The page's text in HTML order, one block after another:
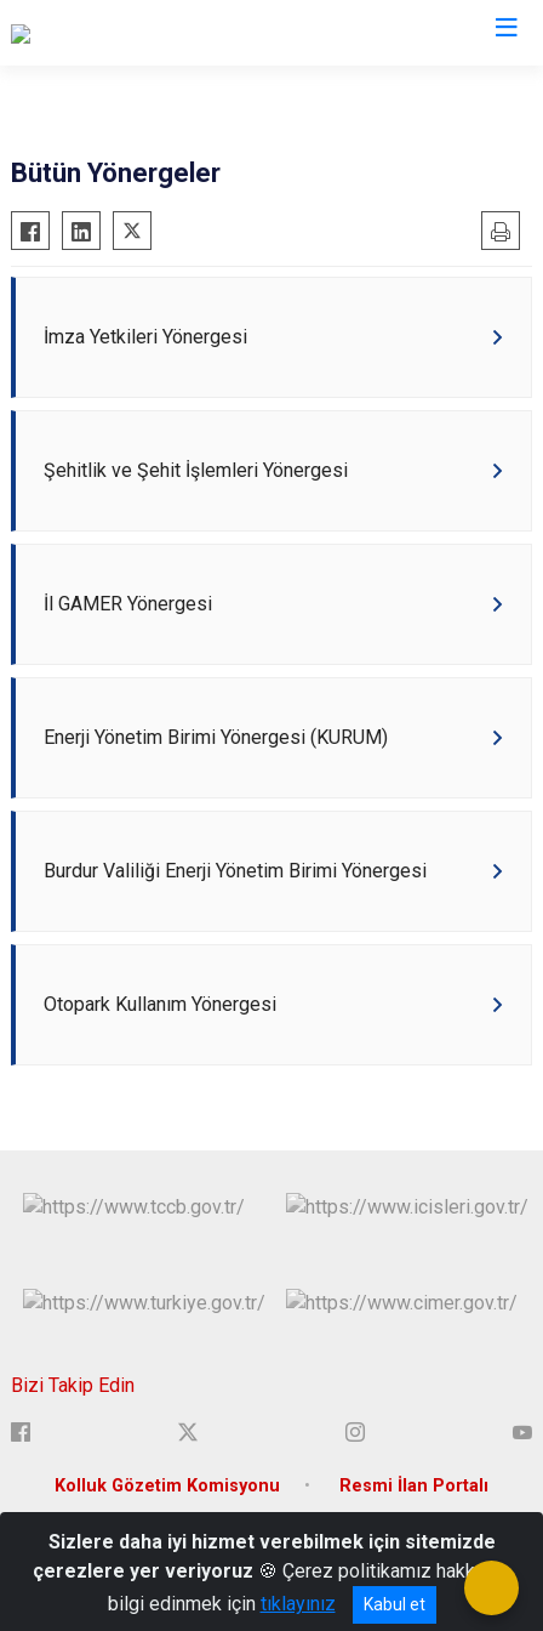
Bütün Yönergeler
İmza Yetkileri Yönergesi
Şehitlik ve Şehit İşlemleri Yönergesi
İl GAMER Yönergesi
Enerji Yönetim Birimi Yönergesi (KURUM)
Burdur Valiliği Enerji Yönetim Birimi Yönergesi
Otopark Kullanım Yönergesi
Bizi Takip Edin
Kolluk Gözetim Komisyonu Resmi İlan Portalı
Konak Mahallesi Taksi Sokak No:1 P.K.: 15200
0248 233 10 79
Sizlere daha iyi hizmet verebilmek için sitemizde
çerezlere yer veriyoruz 🍪 Çerez politikamız hakkında
bilgi edinmek için tıklayınız Kabul et